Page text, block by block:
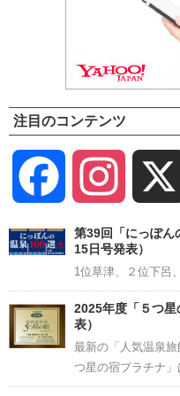
注目のコンテンツ
Facebook Instagram
第39回「にっぽん
15日号発表）
1位草津、２位下呂
2025年度「５つ
表）
最新の「人気温泉
つ星の宿プラチナ」